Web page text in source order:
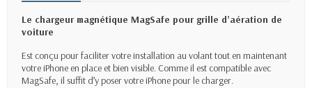
Le chargeur magnétique MagSafe pour grille d’aération de
voiture
Est conçu pour faciliter votre installation au volant tout en maintenant
votre iPhone en place et bien visible. Comme il est compatible avec
MagSafe, il suffit d’y poser votre iPhone pour le charger.